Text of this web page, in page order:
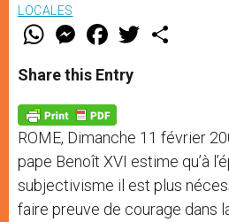
LOCALES
W
t
s
p
p
M
e
s
e
g
e
r
F
a
e
b
o
k
w
Share this Entry
ROME, Dimanche 11 février
pape Benoît XVI estime qu’à
subjectivisme il est plus
faire preuve de courage dans